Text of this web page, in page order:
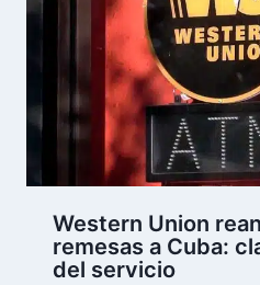
Western Union
remesas a Cuba:
del servicio